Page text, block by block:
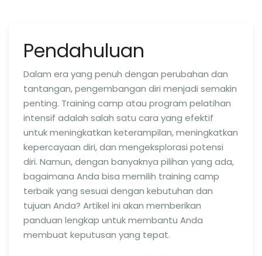
Pendahuluan
Dalam era yang penuh dengan perubahan dan
tantangan, pengembangan diri menjadi semakin
penting. Training camp atau program pelatihan
intensif adalah salah satu cara yang efektif
untuk meningkatkan keterampilan, meningkatkan
kepercayaan diri, dan mengeksplorasi potensi
diri. Namun, dengan banyaknya pilihan yang ada,
bagaimana Anda bisa memilih training camp
terbaik yang sesuai dengan kebutuhan dan
tujuan Anda? Artikel ini akan memberikan
panduan lengkap untuk membantu Anda
membuat keputusan yang tepat.